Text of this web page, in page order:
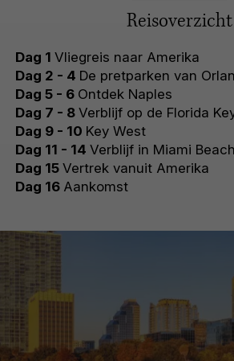
Reisoverzicht
Dag 1 Vliegreis naar Amerika
Dag 2 - 4 De pretparken van
Dag 5 - 6 Ontdek Naples
Dag 7 - 8 Verblijf op de Florida
Dag 9 - 10 Key West
Dag 11 - 14 Verblijf in Miami Beach
Dag 15 Vertrek vanuit Amerika
Dag 16 Aankomst